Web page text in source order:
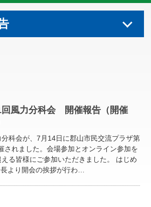
風力分科会 開催報告（開催
科会が、7月14日に郡山市民交流プラザ第
されました。会場参加とオンライン参加を
る皆様にご参加いただきました。 はじめ
より開会の挨拶が行わ…